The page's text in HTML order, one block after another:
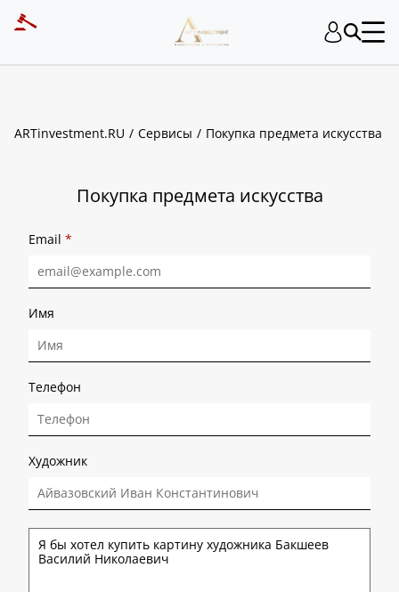
ARTinvestment.RU Сервисы Покупка предмета искусства
Покупка предмета искусства
Email *
Имя
Телефон
Художник